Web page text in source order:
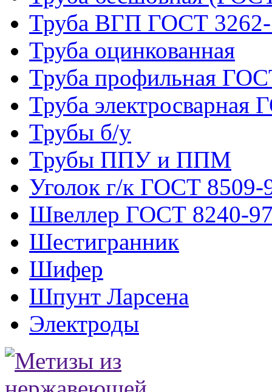
Труба ВГП ГОСТ
Труба оцинкованная
Труба профильная
Труба
Трубы б/у
Трубы ППУ и ППМ
Уголок г/к ГОСТ 8509-
Швеллер ГОСТ 8240-
Шестигранник
Шифер
Шпунт Ларсена
Электроды